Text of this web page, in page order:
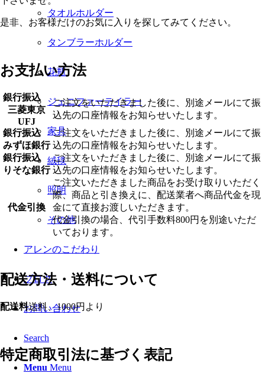
タオルホルダー
タンブラーホルダー
花瓶
ジェニファーテイラー
家具
絨毯
照明
その他
アレンのこだわり
ブログ
お問い合わせ
Search
Menu Menu
是非、お客様だけのお気に入りを探してみてください。
お支払い方法
銀行振込
三菱東京
UFJ
ご注文をいただきました後に、別途メールにて振
込先の口座情報をお知らせいたします。
銀行振込
みずほ銀行
ご注文をいただきました後に、別途メールにて振
込先の口座情報をお知らせいたします。
銀行振込
りそな銀行
ご注文をいただきました後に、別途メールにて振
込先の口座情報をお知らせいたします。
代金引換
ご注文いただきました商品をお受け取りいただく
際、商品と引き換えに、配送業者へ商品代金を現
金にて直接お渡しいただきます。
代金引換の場合、代引手数料800円を別途いただ
いております。
配送方法・送料について
配送料送料、1000円より
特定商取引法に基づく表記